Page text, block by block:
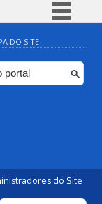
BR
DO SITE
do Site